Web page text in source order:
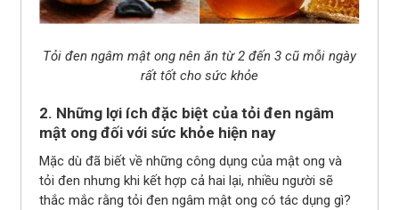
Tỏi đen ngâm mật ong nên ăn từ 2 đến 3 cũ mỗi ngày
rất tốt cho sức khỏe
2. Những lợi ích đặc biệt của tỏi đen ngâm
mật ong đối với sức khỏe hiện nay
Mặc dù đã biết về những công dụng của mật ong và
tỏi đen nhưng khi kết hợp cả hai lại, nhiều người sẽ
thắc mắc rằng tỏi đen ngâm mật ong có tác dụng gì?